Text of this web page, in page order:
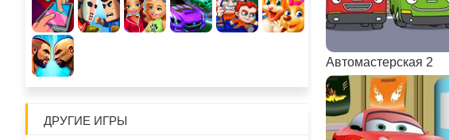
ДРУГИЕ ИГРЫ
Автомастерская 2